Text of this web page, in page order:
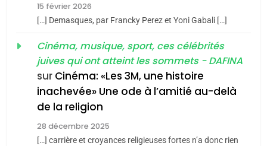
«Tu dis génocide, je dis
guerre»: La nouvelle
chanson de Boy George
ISRAÉL JUDAISME
15 février 2026
[…] Demasques, par Francky Perez et Yoni Gabali […]
Cinéma, musique, sport, ces célébrités
juives qui ont atteint les sommets - DAFINA
sur Cinéma: «Les 3M, une histoire
inachevée» Une ode à l’amitié au-delà
de la religion
28 décembre 2025
[…] carrière et croyances religieuses fortes n’a donc rien
meurtrière selon le rapport
l’antisémitisme
FIÈRE, DIGNE ET RÉSILIENTE :
POURQUOI JE REVENDIQUE
MA JUDAÏTE par Thérèse
Zrihen-Dvir
ISRAÉL